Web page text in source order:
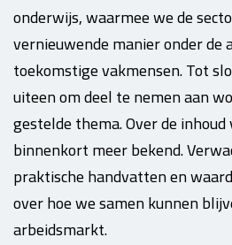
onderwijs, waarmee we de
vernieuwende manier onder de
toekomstige vakmensen. Tot
uiteen om deel te nemen aan
gestelde thema. Over de
binnenkort meer bekend.
praktische handvatten en
over hoe we samen kunnen
arbeidsmarkt.